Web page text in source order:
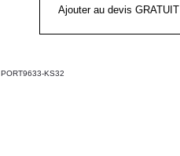
Ajouter au devis GRATUIT
PORT9633-KS32